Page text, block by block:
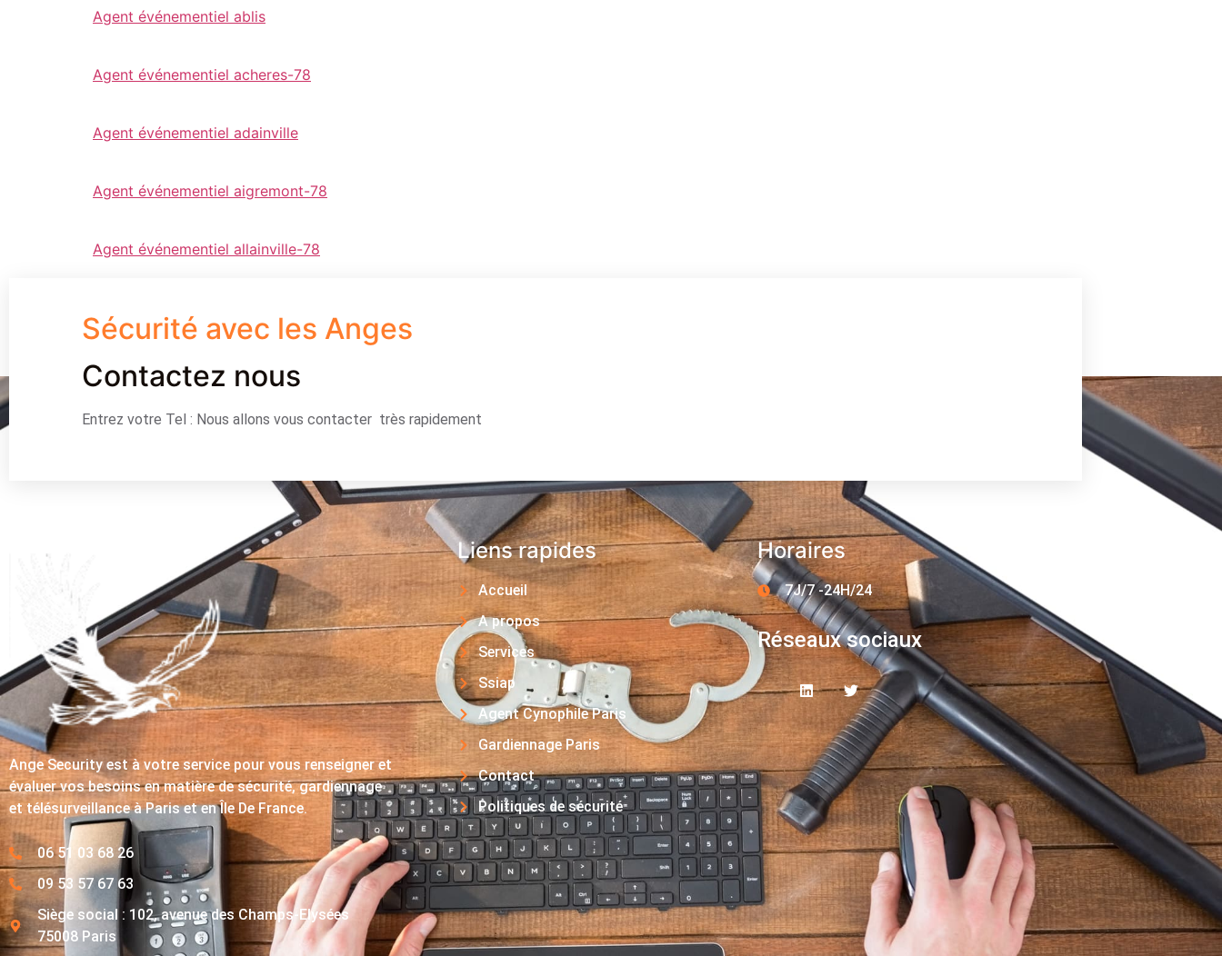
Agent événementiel ablis
Agent événementiel acheres-78
Agent événementiel adainville
Agent événementiel aigremont-78
Agent événementiel allainville-78
Sécurité avec les Anges
Contactez nous
Entrez votre Tel : Nous allons vous contacter très rapidement
Ange Security est à votre service pour vous renseigner et
évaluer vos besoins en matière de sécurité, gardiennage
et télésurveillance à Paris et en Île De France.
06 51 03 68 26
09 53 57 67 63
Siège social : 102, avenue des Champs-Elysées
75008 Paris
Liens rapides
Accueil
A propos
Services
Ssiap
Agent Cynophile Paris
Gardiennage Paris
Contact
Politiques de sécurité
Horaires
7J/7 -24H/24
Réseaux sociaux